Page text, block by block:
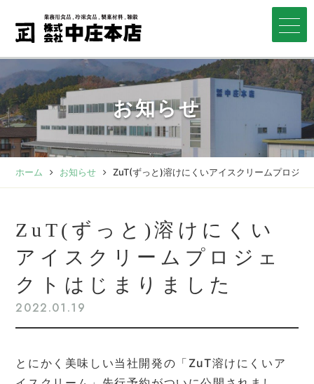
お知らせ
ホーム お知らせ ZuT(ずっと)溶けにくいアイスクリームプロジェ
ZuT(ずっと)溶けにくい
アイスクリームプロジェ
クトはじまりました
2022.01.19
とにかく美味しい当社開発の「ZuT溶けにくいア